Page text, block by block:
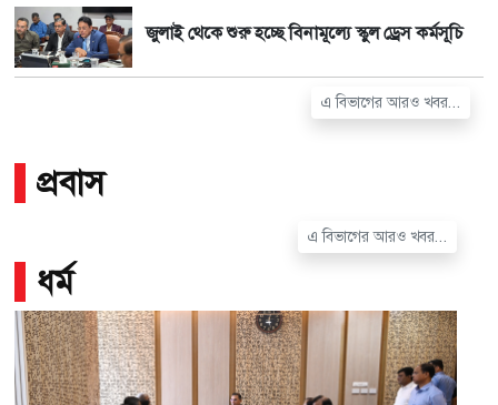
জুলাই থেকে শুরু হচ্ছে বিনামূল্যে স্কুল ড্রেস কর্মসূচি
এ বিভাগের আরও খবর...
প্রবাস
এ বিভাগের আরও খবর...
ধর্ম